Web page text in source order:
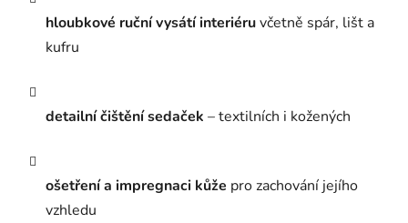
hloubkové ruční vysátí interiéruvčetně spár, lišt a
kufru
detailní čištění sedaček – textilních i kožených
ošetření a impregnaci kůže pro zachování jejího
vzhledu